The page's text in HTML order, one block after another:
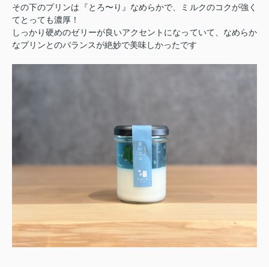
その下のプリンは『とろ〜り』なめらかで、ミルクのコクが強く
てとっても濃厚！
しっかり硬めのゼリーが良いアクセントになっていて、なめらか
なプリンとのバランスが絶妙で美味しかったです